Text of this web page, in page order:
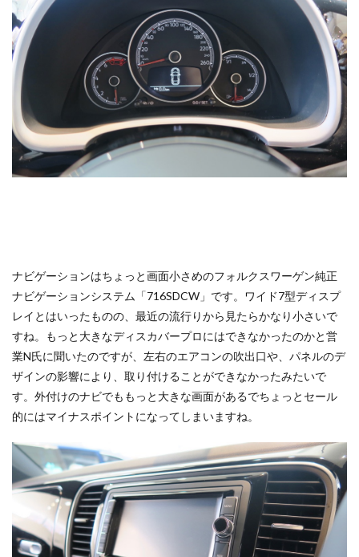
ナビゲーションはちょっと画面小さめのフォルクスワーゲン純正
ナビゲーションシステム「716SDCW」です。ワイド7型ディスプ
レイとはいったものの、最近の流行りから見たらかなり小さいで
すね。もっと大きなディスカバープロにはできなかったのかと営
業N氏に聞いたのですが、左右のエアコンの吹出口や、パネルのデ
ザインの影響により、取り付けることができなかったみたいで
す。外付けのナビでももっと大きな画面があるでちょっとセール
的にはマイナスポイントになってしまいますね。